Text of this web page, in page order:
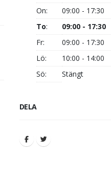
On:
09:00 - 17:30
To:
09:00 - 17:30
Fr:
09:00 - 17:30
Lö:
10:00 - 14:00
Sö:
Stängt
DELA